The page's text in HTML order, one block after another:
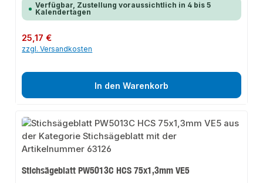
Verfügbar, Zustellung voraussichtlich in 4 bis 5
Kalendertagen
Regulärer Preis:
25,17 €
zzgl. Versandkosten
In den Warenkorb
Stichsägeblatt PW5013C HCS 75x1,3mm VE5